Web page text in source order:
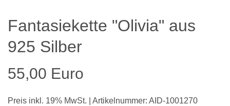
Fantasiekette "Olivia" aus
925 Silber
55,00 Euro
Preis inkl. 19% MwSt. | Artikelnummer: AID-1001270